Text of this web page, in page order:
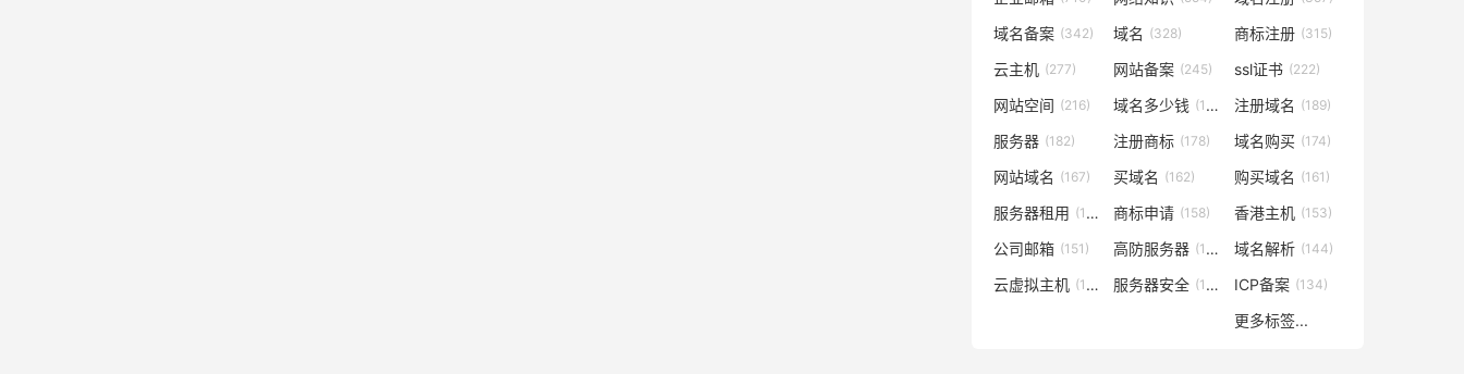
域名备案 (342) 域名 (328) 商标注册 (315)
云主机 (277) 网站备案 (245) ssl证书 (222)
网站空间 (216) 域名多少钱 (194) 注册域名 (189)
服务器 (182) 注册商标 (178) 域名购买 (174)
网站域名 (167) 买域名 (162) 购买域名 (161)
服务器租用 (160) 商标申请 (158) 香港主机 (153)
公司邮箱 (151) 高防服务器 (146) 域名解析 (144)
云虚拟主机 (140) 服务器安全 (137) ICP备案 (134)
更多标签...